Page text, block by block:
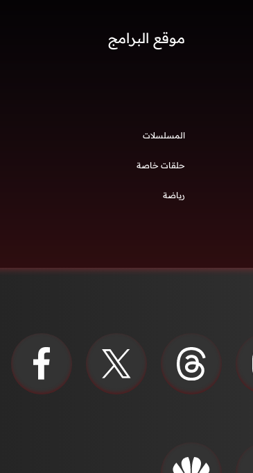
موقع البرامج
المسلسلات
حلقات خاصة
رياضة